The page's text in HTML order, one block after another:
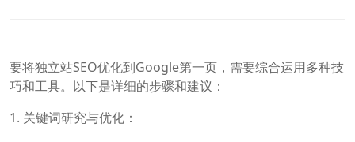
要将独立站SEO优化到Google第一页，需要综合运用多种技
巧和工具。以下是详细的步骤和建议：
1. 关键词研究与优化：